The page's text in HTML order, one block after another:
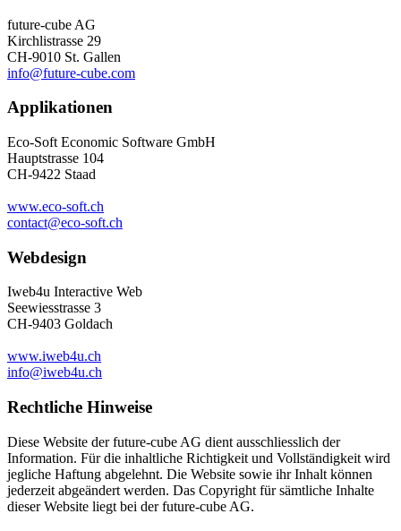
future-cube AG
Kirchlistrasse 29
CH-9010 St. Gallen
info@future-cube.com
Applikationen
Eco-Soft Economic Software GmbH
Hauptstrasse 104
CH-9422 Staad
www.eco-soft.ch
contact@eco-soft.ch
Webdesign
Iweb4u Interactive Web
Seewiesstrasse 3
CH-9403 Goldach
www.iweb4u.ch
info@iweb4u.ch
Rechtliche Hinweise
Diese Website der future-cube AG dient ausschliesslich der
Information. Für die inhaltliche Richtigkeit und Vollständigkeit wird
jegliche Haftung abgelehnt. Die Website sowie ihr Inhalt können
jederzeit abgeändert werden. Das Copyright für sämtliche Inhalte
dieser Website liegt bei der future-cube AG.